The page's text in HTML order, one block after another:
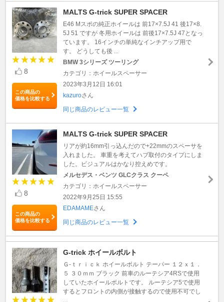
8
この商品の
価格を比較する
MALTS G-trick SUPER SPACER
E46 Mスポの純正ホイールは 前17×7.5J 41 後17×8.
5J 51 ですが 冬用ホイールは 前後17×7.5J 47となっ
ています。 16インチの単純なインチアップ用で
す。 どうしても後 ...
BMW 3シリーズ ツーリング
カテゴリ：ホイールスペーサー
2023年3月12日 16:01
kazuroさん
同じ商品のレビュー一覧
8
この商品の
価格を比較する
MALTS G-trick SUPER SPACER
リアが約16mm引っ込んだので+22mmのスペーサを
入れました。 車重を考えてハブ取付のタイプにしま
した。ビジュアルはかなり控えめです。
メルセデス・ベンツ GLCクラス クーペ
カテゴリ：ホイールスペーサー
2022年9月25日 15:55
EDAMAMEさん
同じ商品のレビュー一覧
G-trick ホイールボルト
Ｇ-ｔｒｉｃｋ ホイールボルト テーパー １２ｘ１．
５ ３０ｍｍ ブラック 前車のルーテシア4RSで使用
していたホイールボルトです。 ルーテシア5で使用
するとフロントの内側が接触するので使用不可でし